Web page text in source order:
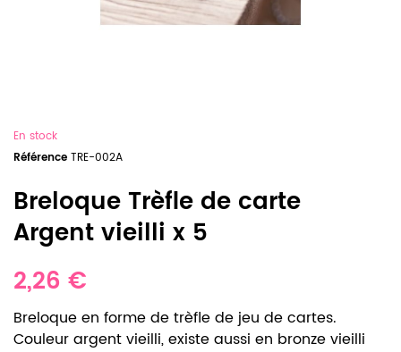
En stock
Référence TRE-002A
Breloque Trèfle de carte
Argent vieilli x 5
2,26 €
Breloque en forme de trèfle de jeu de cartes.
Couleur argent vieilli, existe aussi en bronze vieilli